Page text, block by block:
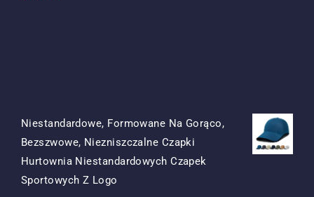
Niestandardowe, Formowane Na Gorąco,
Bezszwowe, Niezniszczalne Czapki
Hurtownia Niestandardowych Czapek
Sportowych Z Logo